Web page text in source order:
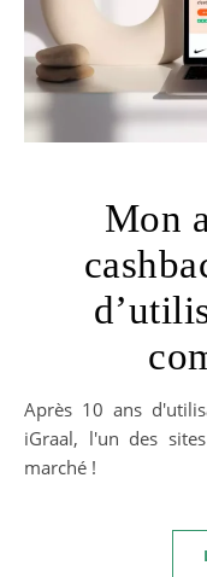
Mon
Après 10 ans
iGraal, l'un des
marché !